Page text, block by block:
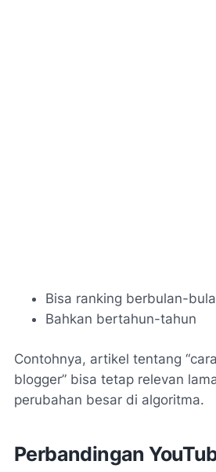
Bisa ranking berbulan-
Bahkan bertahun-tahun
Contohnya, artikel tentang
blogger” bisa tetap relevan
perubahan besar di algoritma.
Perbandingan